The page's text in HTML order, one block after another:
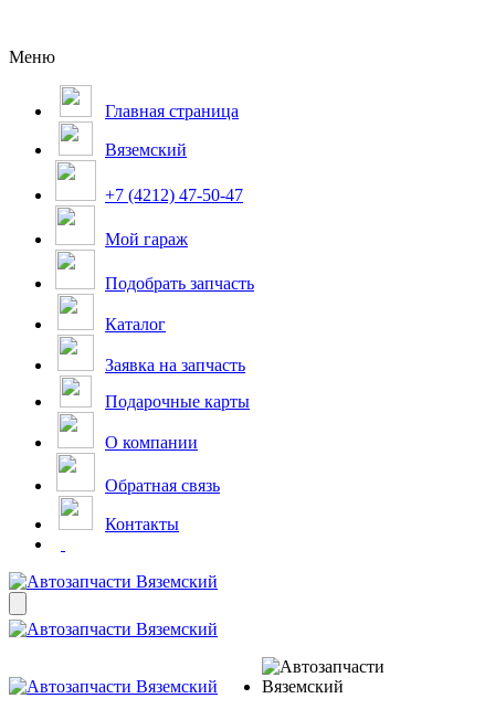
Меню
Главная страница
Вяземский
+7 (4212) 47-50-47
Мой гараж
Подобрать запчасть
Каталог
Заявка на запчасть
Подарочные карты
О компании
Обратная связь
Контакты